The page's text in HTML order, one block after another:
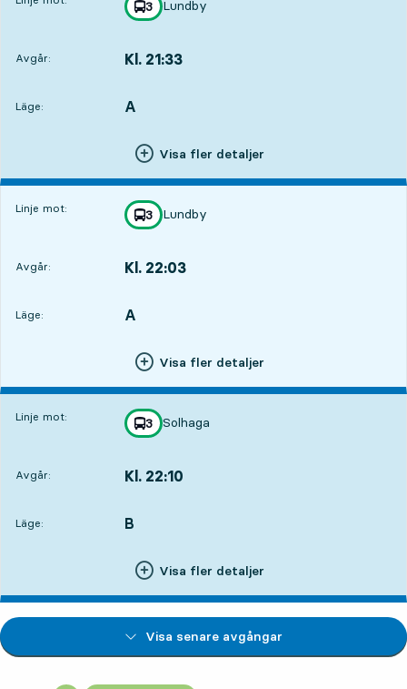
linje
3
mot
Lundby
,
Avgår: Kl. 21:33
Läge:
LÄGE, A
,
Visa fler detaljer
Linje mot: linje
3
mot
Lundby
,
Avgår: Kl. 22:03
Läge:
LÄGE, A
,
Visa fler detaljer
Linje mot: linje
3
mot
Solhaga
,
Avgår: Kl. 22:10
Läge:
LÄGE, B
,
Visa fler detaljer
Visa senare avgångar